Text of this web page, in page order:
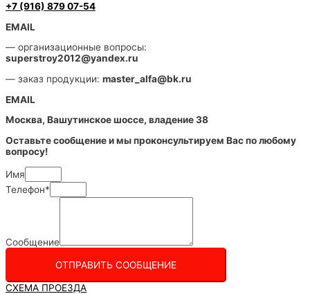
+7 (916) 879 07-54
EMAIL
— организационные вопросы:
superstroy2012@yandex.ru
— заказ продукции: master_alfa@bk.ru
EMAIL
Москва, Вашутинское шоссе, владение 38
Оставьте сообщение и мы проконсультируем Вас по любому
вопросу!
Имя
Телефон*
Сообщение
ОТПРАВИТЬ СООБЩЕНИЕ
СХЕМА ПРОЕЗДА